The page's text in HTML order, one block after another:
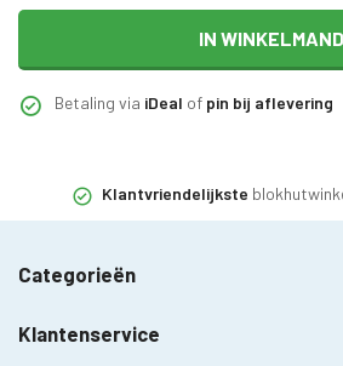
IN WINKELMAND
Betaling via iDeal of pin bij aflevering
Klantvriendelijkste
Categorieën
Klantenservice